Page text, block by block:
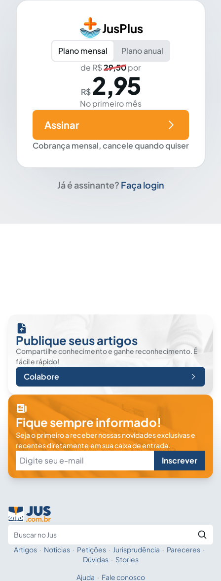
JusPlus
Plano mensal
Plano anual
de R$29,50por
R$ 2,95
No primeiro mês
Cobrança mensal, cancele quando quiser
Assinar
Já é assinante? Faça login
Publique seus artigos
Compartilhe conhecimento e ganhe reconhecimento. É
fácil e rápido!
Colabore
Fique sempre informado!
Seja o primeiro a receber nossas novidades exclusivas e
recentes diretamente em sua caixa de entrada.
Inscrever
Fale com a IA
Artigos · Notícias · Petições · Jurisprudência · Pareceres ·
Dúvidas · Stories
Ajuda · Fale conosco